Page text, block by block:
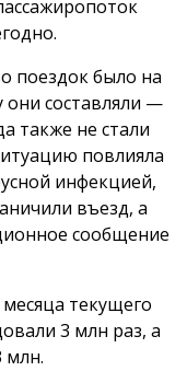
поездок было на
составляли —
также не стали
повлияла
инфекцией,
въезд, а
сообщение
текущего
3 млн раз, а
млн.